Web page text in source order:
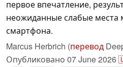
первое впечатление,
неожиданные слабые места
смартфона.
Marcus Herbrich (перевод
Опубликовано 07 June 2026